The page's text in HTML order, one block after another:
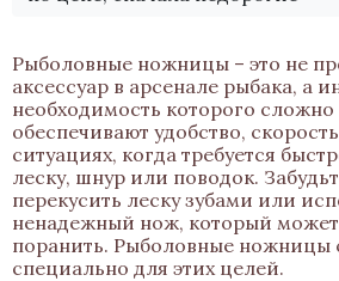
Рыболовные ножницы – это не
аксессуар в арсенале рыбака, а
необходимость которого
обеспечивают удобство,
ситуациях, когда требуется
леску, шнур или поводок.
перекусить леску зубами или
ненадежный нож, который может
поранить. Рыболовные ножницы
специально для этих целей.